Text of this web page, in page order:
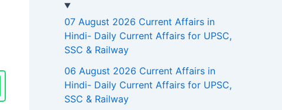
07 August 2026 Current Affairs in
Hindi- Daily Current Affairs for UPSC,
SSC & Railway
06 August 2026 Current Affairs in
Hindi- Daily Current Affairs for UPSC,
SSC & Railway